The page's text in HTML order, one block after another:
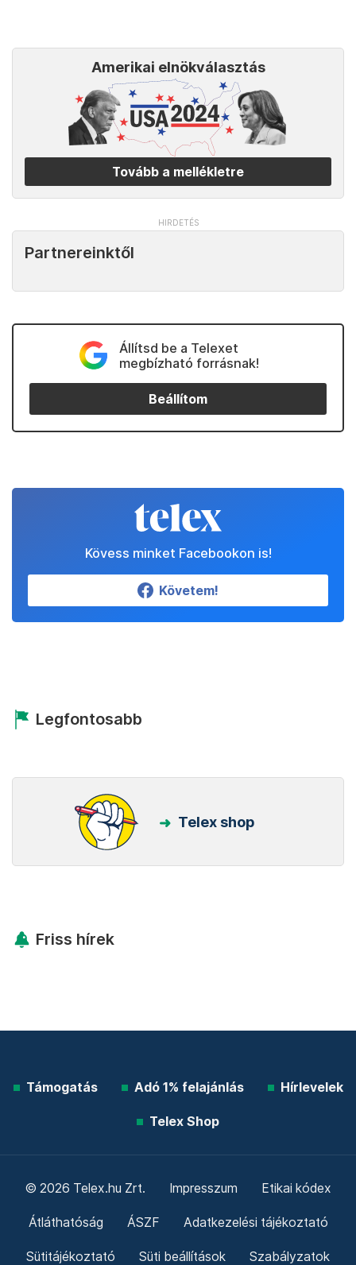
Amerikai elnökválasztás
Tovább a mellékletre
Partnereinktől
Állítsd be a Telexet
megbízható forrásnak!
Beállítom
Kövess minket Facebookon is!
Követem!
Legfontosabb
Telex shop
Friss hírek
Támogatás Adó 1% felajánlás Hírlevelek
Telex Shop
© 2026 Telex.hu Zrt. Impresszum Etikai kódex
Átláthatóság ÁSZF Adatkezelési tájékoztató
Sütitájékoztató Süti beállítások Szabályzatok